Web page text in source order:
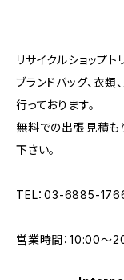
リサイクルショップ
ブランドバッグ、衣
行っております。
無料での出張見積も
下さい。
TEL：03-6885-
営業時間：10:00〜